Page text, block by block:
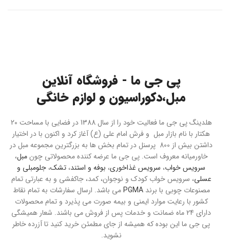
پی جی ما - فروشگاه آنلاین
مبل،دکوراسیون و لوازم خانگی
هلدینگ پی جی ما فعالیت خود را از سال 1388 در فضایی با مساحت 20
هکتار با نام بازار مبل و فرش امام علی (ع) آغاز کرد و اکنون با در اختیار
داشتن بیش از 800 پرسنل در تمام بخش ها به بزرگترین مجموعه مبل در
خاورمیانه معروف است. پی جی ما عرضه کننده محصولاتی چونمبل،
سرویس خواب، سرویس غذاخوری، بوفه و استند، تشک، جلومبلی و
عسلی، سرویس خواب کودک و نوجوان، کمد، جاکفشی و به عبارتی تمام
مصنوعات چوبی با برندPGMAمی باشد. ارسال سفارشات به تمام نقاط
کشور با رعایت موارد ایمنی و بیمه صورت می پذیرد و تمام محصولات
دارای 24 ماه ضمانت و خدمات پس از فروش می باشند. شعار همیشگی
پی جی ما این بوده که همیشه از جای مطمئن خرید کنید تا آزرده خاطر
نشوید.